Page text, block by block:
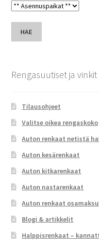
HAE
Rengasuutiset ja
Tilausohjeet
Valitse oikea rengaskoko
Auton renkaat netistä
Auton kesärenkaat
Auton kitkarenkaat
Auton nastarenkaat
Auton renkaat
Blogi & artikkelit
Halppisrenkaat –